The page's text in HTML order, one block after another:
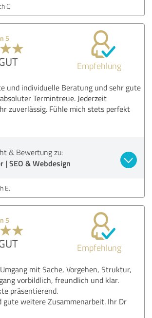
C.
5
Empfehlung
und individuelle Beratung und sehr gute
Termintreue. Jederzeit
zuverlässig. Fühle mich stets perfekt
& Bewertung zu:
| SEO & Webdesign
E.
5
Empfehlung
mit Sache, Vorgehen, Struktur,
vorbildlich, freundlich und klar.
präsentierend.
gute weitere Zusammenarbeit. Ihr Dr